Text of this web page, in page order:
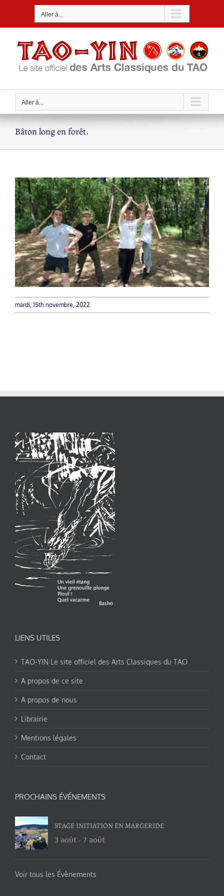
Aller à...
Aller à...
Bâton long en forêt.
mardi, 15th novembre, 2022
LIENS UTILES
TAO-YIN Le site officiel des Arts Classiques du TAO
A propos de ce site
A propos de nous
Librairie
Mentions légales
Contact
PROCHAINS ÉVÉNEMENTS
STAGE INITIATION EN MARGERIDE
3 août - 7 août
Voir tous les Évènements